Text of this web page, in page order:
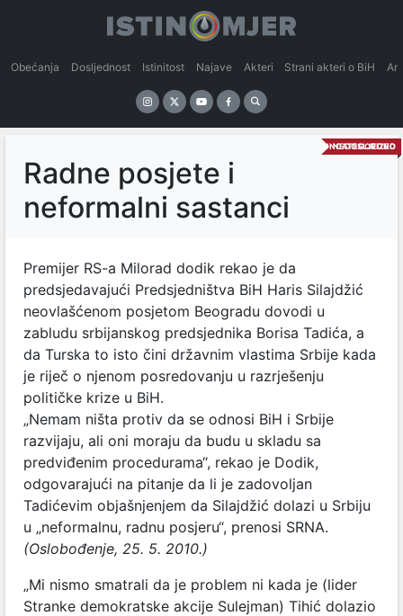
Obećanja Dosljednost Istinitost Najave Akteri Strani akteri o BiH
NEDOSLJEDNO
UNCATEGORIZED
Radne posjete i
neformalni sastanci
Premijer RS-a Milorad dodik rekao je da
predsjedavajući Predsjedništva BiH Haris Silajdžić
neovlašćenom posjetom Beogradu dovodi u
zabludu srbijanskog predsjednika Borisa Tadića, a
da Turska to isto čini državnim vlastima Srbije kada
je riječ o njenom posredovanju u razrješenju
političke krize u BiH.
„Nemam ništa protiv da se odnosi BiH i Srbije
razvijaju, ali oni moraju da budu u skladu sa
predviđenim procedurama“, rekao je Dodik,
odgovarajući na pitanje da li je zadovoljan
Tadićevim objašnjenjem da Silajdžić dolazi u Srbiju
u „neformalnu, radnu posjeru“, prenosi SRNA.
(Oslobođenje, 25. 5. 2010.)
„Mi nismo smatrali da je problem ni kada je (lider
Stranke demokratske akcije Sulejman) Tihić dolazio